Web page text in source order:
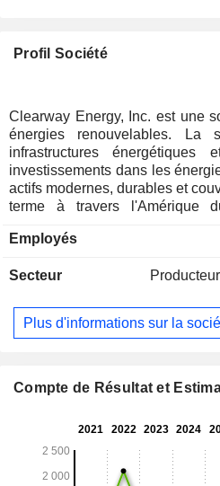
Profil Société
Clearway Energy, Inc. est une
énergies renouvelables. La
infrastructures
investissements dans les
actifs modernes, durables et
terme à travers l'Amérique
répartis dans 26 États,
ainsi qu'environ 2,8 GW
essentiels à la fiabilité du
exploitation comprennent
comprennent Agua Caliente,
3, Desert Sunlight 250,
Cedro Hill, Crofton Bluffs, Cedar
Employés
Secteur
Plus d'informations sur la
Compte de Résultat et